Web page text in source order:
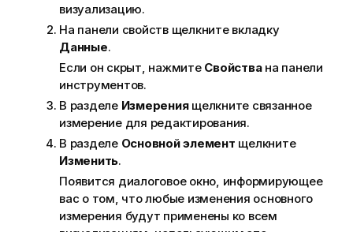
визуализацию.
На панели свойств щелкните вкладку
Данные.
Если он скрыт, нажмите Свойствана панели
инструментов.
В разделе Измерениящелкните связанное
измерение для редактирования.
В разделе Основной элемент щелкните
Изменить.
Появится диалоговое окно, информирующее
вас о том, что любые изменения основного
измерения будут применены ко всем